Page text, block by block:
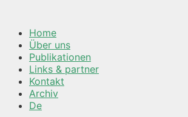
Inhalt Home
Über uns
Publikationen
Links & partner
Kontakt
Archiv
De